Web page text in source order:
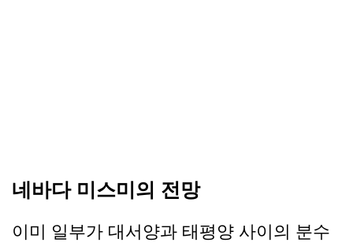
네바다 미스미의 전망
이미 일부가 대서양과 태평양 사이의 분수